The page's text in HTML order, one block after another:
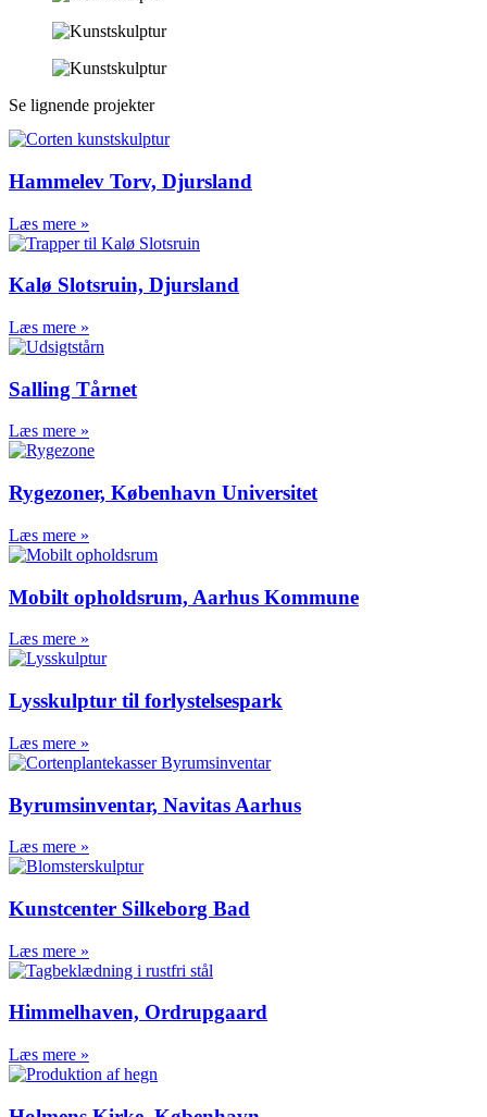
Varelandgang+kølerum,
Gedser Havn
Færgehavn
Udvidelse af produktionslinje
Inddamperanlæg DDGF
Transmissionsledning, Grenaa
Brandslukningsanlæg
Rustfri blendingtank til
fiskefabrik
Fødesilo og neddelere
Bygge & Anlæg
lysninger
Stormflodssikring
Radartårn, Samsø
Se lignende projekter
Hammelev Torv, Djursland
Læs mere »
Kalø Slotsruin, Djursland
Læs mere »
Salling Tårnet
Læs mere »
Rygezoner, København Universitet
Læs mere »
Mobilt opholdsrum, Aarhus Kommune
Læs mere »
Lysskulptur til forlystelsespark
Læs mere »
Byrumsinventar, Navitas Aarhus
Læs mere »
Kunstcenter Silkeborg Bad
Læs mere »
Himmelhaven, Ordrupgaard
Læs mere »